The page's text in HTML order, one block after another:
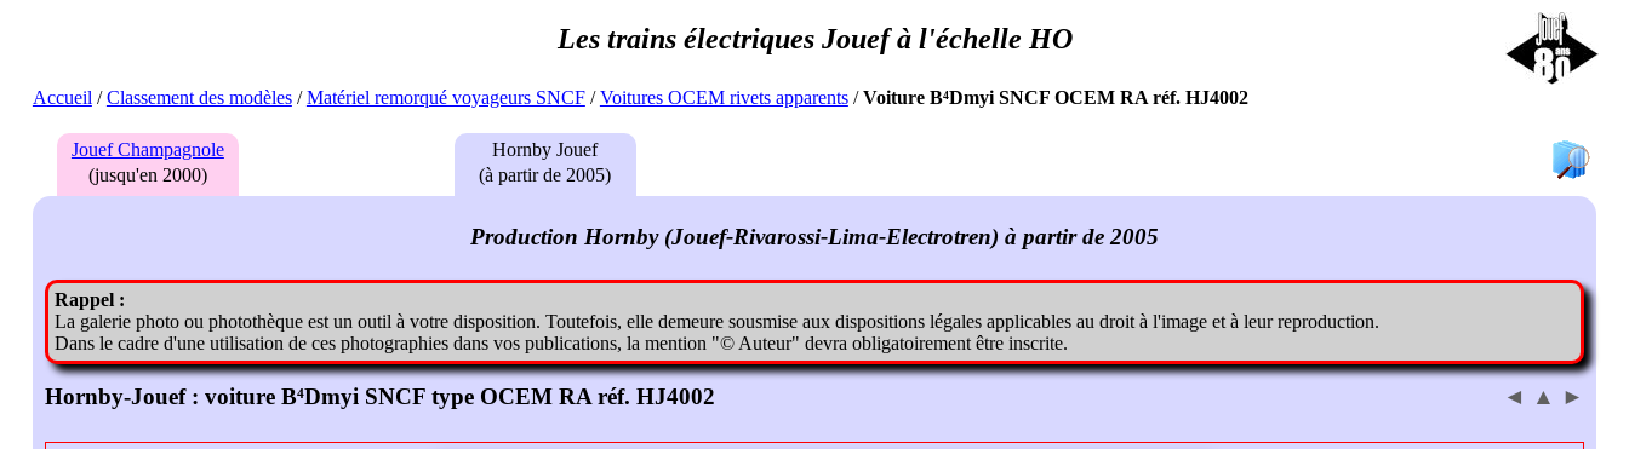
Accueil /Classement des modèles/Matériel remorqué voyageurs SNCF/Voitures OCEM rivets apparents/Voiture B⁴Dmyi SNCF OCEM RA réf. HJ4002
Hornby-Jouef : voiture B⁴Dmyi SNCF type OCEM RA réf. HJ4002 ◄ ▲ ►